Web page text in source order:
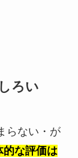
ろい
らない・が
的な評価は